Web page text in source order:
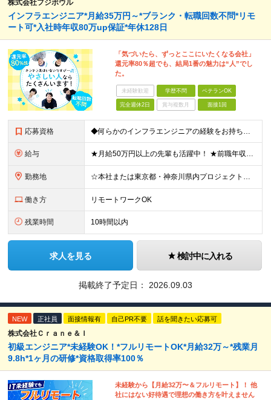
株式会社フジボウル
インフラエンジニア*月給35万円～*ブランク・転職回数不問*リモ
ート可*入社時年収80万up保証*年休128日
「気づいたら、ずっとここにいたくなる会社」
還元率80％超でも、結局1番の魅力は“人”でし
た。
未経験歓迎 学歴不問 ベテランOK
完全週休2日 賞与複数月 面接1回
応募資格 ◆何らかのインフラエンジニアの経験をお持ちの方 ┗設計・構築経験だけではなく、運用・保守経験があるという方も、お気軽にご応募ください！ ┗ブランク・転職回数は不問です！ ┗ネガティブな応募理由も歓迎で
給与 ★月給50万円以上の先輩も活躍中！ ★前職年収から80万円以上UP保証 月給35万円～ ※月給には固定残業代を含む(月20時間分/2万6000円～/超過分別途支給） ※残業がなくても上記支給(基本残
勤務地 ☆本社または東京都・神奈川県内プロジェクト先での勤務となります ☆リモートワークOKの案件も多数あります(応相談) ☆転居を伴う転勤はありません ☆九州地方、北陸地方、北海道からの転職者も多数在籍！/
働き方 リモートワークOK
残業時間 10時間以内
求人を見る 検討中に入れる
掲載終了予定日： 2026.09.03
NEW 正社員 面接情報有 自己PR不要 話を聞きたい応募可
株式会社Ｃｒａｎｅ＆Ｉ
初級エンジニア*未経験OK！*フルリモートOK*月給32万～*残業月
9.8h*1ヶ月の研修*資格取得率100％
未経験から【月給32万〜＆フルリモート】！ 他
社にはない好待遇で理想の働き方を叶えません